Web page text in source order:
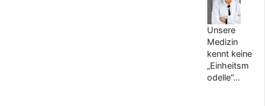
Unsere
Medizin
kennt keine
„Einheitsm
odelle“…